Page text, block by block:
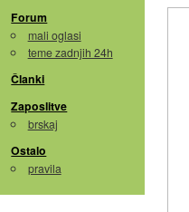
Forum
mali oglasi
teme zadnjih 24h
Članki
Zaposlitve
brskaj
Ostalo
pravila